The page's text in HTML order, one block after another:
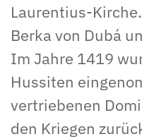
Laurentius-
Berka von Dubá
Im Jahre 1419
Hussiten
vertriebenen
den Kriegen